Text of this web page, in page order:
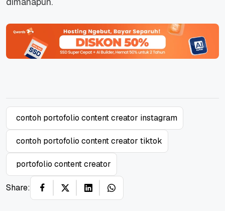
contoh portofolio content creator instagram
contoh portofolio content creator tiktok
portofolio content creator
Share: